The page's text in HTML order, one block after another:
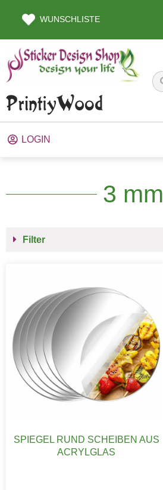
WUNSCHLISTE
LOGIN
3 mm
Filter
SPIEGEL RUND SCHEIBEN AUS
ACRYLGLAS